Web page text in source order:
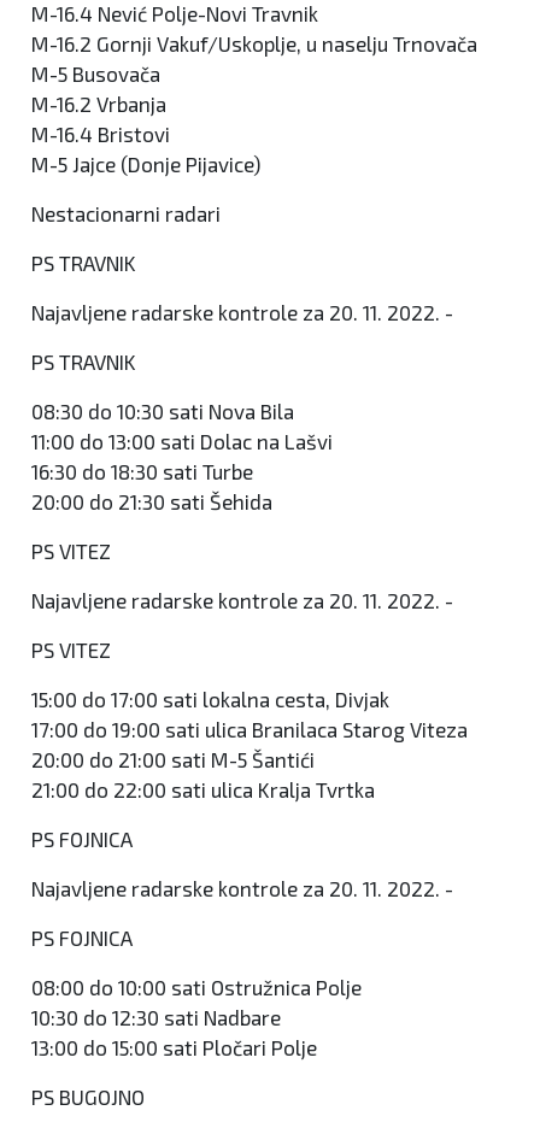
M-16.4 Nević Polje-Novi Travnik
M-16.2 Gornji Vakuf/Uskoplje, u naselju Trnovača
M-5 Busovača
M-16.2 Vrbanja
M-16.4 Bristovi
M-5 Jajce (Donje Pijavice)
Nestacionarni radari
PS TRAVNIK
Najavljene radarske kontrole za 20. 11. 2022. -
PS TRAVNIK
08:30 do 10:30 sati Nova Bila
11:00 do 13:00 sati Dolac na Lašvi
16:30 do 18:30 sati Turbe
20:00 do 21:30 sati Šehida
PS VITEZ
Najavljene radarske kontrole za 20. 11. 2022. -
PS VITEZ
15:00 do 17:00 sati lokalna cesta, Divjak
17:00 do 19:00 sati ulica Branilaca Starog Viteza
20:00 do 21:00 sati M-5 Šantići
21:00 do 22:00 sati ulica Kralja Tvrtka
PS FOJNICA
Najavljene radarske kontrole za 20. 11. 2022. -
PS FOJNICA
08:00 do 10:00 sati Ostružnica Polje
10:30 do 12:30 sati Nadbare
13:00 do 15:00 sati Pločari Polje
PS BUGOJNO